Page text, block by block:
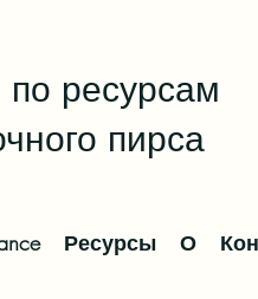
ресурсам
пирса
Ресурсы О